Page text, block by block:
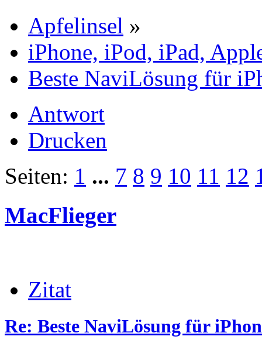
Apfelinsel »
iPhone, iPod, iPad,
Beste NaviLösung für
Antwort
Drucken
Seiten: 1 ... 7 8 9 10 11 12
MacFlieger
Zitat
Re: Beste NaviLösung für